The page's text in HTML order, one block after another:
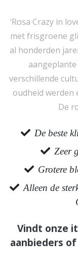
‘Rosa Crazy in
met frisgroene
al honderden
verschillende
oudheid werden
De
De beste
Zeer
Grotere
Alleen de
Vindt onze
aanbieders